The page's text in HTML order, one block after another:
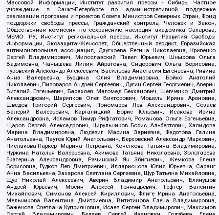
Массовой Информации, Институт развития прессы - Сибирь, Частное
учреждение в Санкт-Петербурге по административной поддержке
реализации программ и проектов Совета Министров Северных Стран, Фонд
поддержки свободы прессы, Гражданский контроль, Человек и Закон,
Общественная комиссия по сохранению наследия академика Сахарова,
МЕМО. РУ, Институт региональной прессы, Институт Развития Свободы
Информации, Экозащита!-Женсовет, Общественный вердикт, Евразийская
антимонопольная ассоциация, Дзугкоева Регина Николаевна, Кривенко
Сергей Владимирович, Милославский Павел Юрьевич, Шнырова Ольга
Вадимовна, Чанышева Лилия Айратовна, Сидорович Ольга Борисовна,
Туровский Александр Алексеевич, Васильева Анастасия Евгеньевна, Ривина
Анна Валерьевна, Бурдина Юлия Владимировна, Бойко Анатолий
Николаевич, Пивоваров Андрей Сергеевич, Дугин Сергей Георгиевич, Аверин
Виталий Евгеньевич, Барахоев Магомед Бекханович, Шевченко Дмитрий
Александрович, Шарипков Олег Викторович, Мошель Ирина Ароновна,
Шведов Григорий Сергеевич, Пономарев Лев Александрович, Созаев
Валерий Валерьевич, Каргалицкий Борис Юльевич, Исакова Ирина
Александровна, Исламов Тимур Рифгатович, Романова Ольга Евгеньевна,
Щаров Сергей Алексадрович, Цирульников Борис Альбертович, Халидова
Марина Владимировна, Людевиг Марина Зариевна, Федотова Галина
Анатольевна, Паутов Юрий Анатольевич, Верховский Александр Маркович,
Пислакова-Паркер Марина Петровна, Кочеткова Татьяна Владимировна,
Чуркина Наталья Валерьевна, Акимова Татьяна Николаевна, Золотарева
Екатерина Александровна, Рачинский Ян Збигневич, Жемкова Елена
Борисовна, Гудков Лев Дмитриевич, Илларионова Юлия Юрьевна, Саранг
Анна Васильевна, Захарова Светлана Сергеевна, Щур Татьяна Михайловна,
Щур Николай Алексеевич, Аверин Владимир Анатольевич, Блинушов
Андрей Юрьевич, Мосин Алексей Геннадьевич, Гефтер Валентин
Михайлович, Симонов Алексей Кириллович, Флиге Ирина Анатольевна,
Мельникова Валентина Дмитриевна, Вититинова Елена Владимировна,
Баженова Светлана Куприяновна, Исаев Сергей Владимирович, Максимов